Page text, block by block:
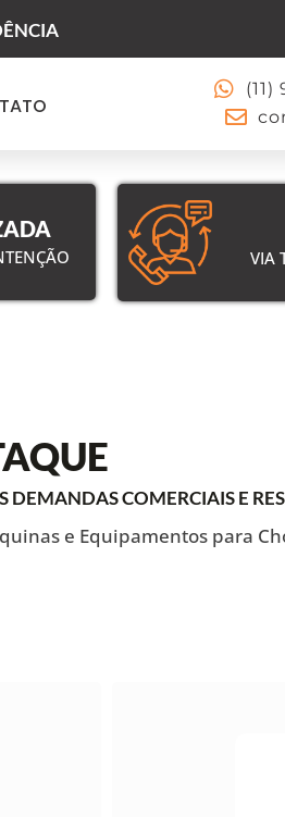
(11)
ELITE
SUA ÁREA
VIA
COMERCIAIS E
e Equipamentos para